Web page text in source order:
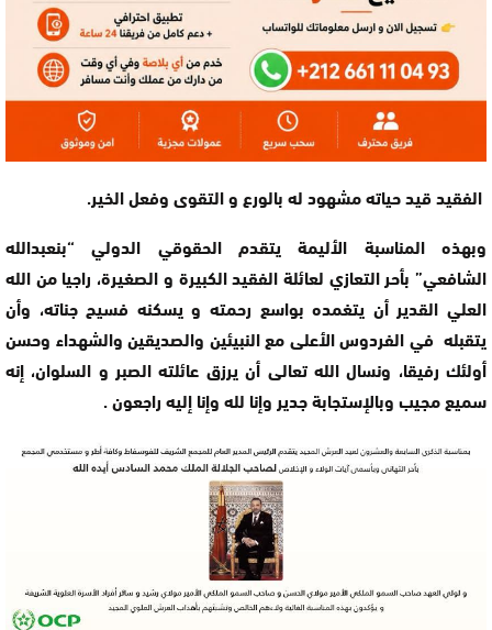
الفقيد قيد حياته مشهود له بالورع و التقوى وفعل الخير.
وبهذه المناسبة الأليمة يتقدم الحقوقي الدولي “بنعبدالله
الشافعي” بأحر التعازي لعائلة الفقيد الكبيرة و الصغيرة، راجيا من الله
العلي القدير أن يتغمده بواسع رحمته و يسكنه فسيح جناته، وأن
يتقبله في الفردوس الأعلى مع النبيئين والصديقين والشهداء وحسن
أولئك رفيقا، ونسال الله تعالى أن يرزق عائلته الصبر و السلوان، إنه
سميع مجيب وبالإستجابة جدير وإنا لله وإنا إليه راجعون .